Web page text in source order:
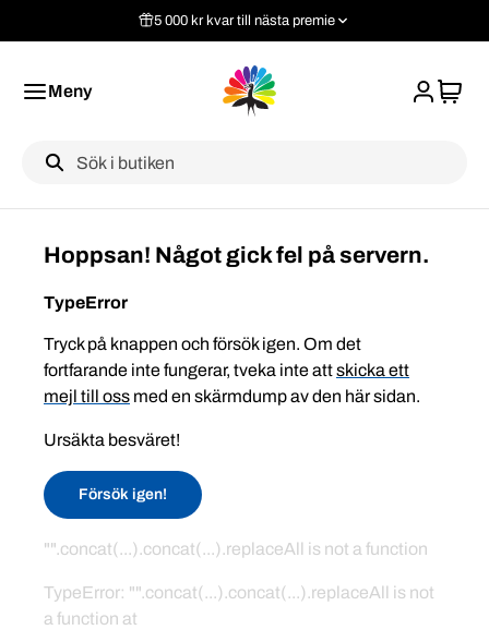
5 000 kr kvar till nästa premie
Meny
Label
Hoppsan! Något gick fel på servern.
TypeError
Tryck på knappen och försök igen. Om det
fortfarande inte fungerar, tveka inte attskicka ett
mejl till oss med en skärmdump av den här sidan.
Ursäkta besväret!
Försök igen!
"".concat(...).concat(...).replaceAll is not a function
TypeError: "".concat(...).concat(...).replaceAll is not
a function at